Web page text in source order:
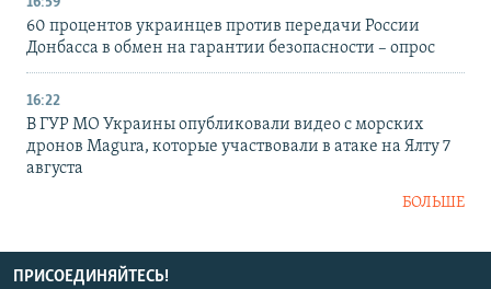
60 процентов украинцев против передачи России
Донбасса в обмен на гарантии безопасности – опрос
16:22
В ГУР МО Украины опубликовали видео с морских
дронов Magura, которые участвовали в атаке на Ялту 7
августа
БОЛЬШЕ
ПРИСОЕДИНЯЙТЕСЬ!